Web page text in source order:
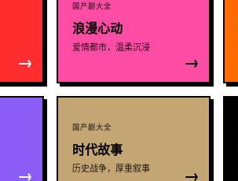
→
国产剧大全
浪漫心动
爱情都市，温柔沉浸
→
→
国产剧大全
时代故事
历史战争，厚重叙事 →